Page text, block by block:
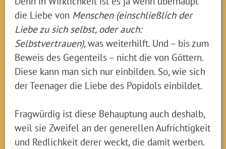
die Liebe von Menschen (einschließlich der
Liebe zu sich selbst, oder auch:
Selbstvertrauen),was weiterhilft. Und – bis zum
Beweis des Gegenteils – nicht die von Göttern.
Diese kann man sich nur einbilden. So, wie sich
der Teenager die Liebe des Popidols einbildet.
Fragwürdig ist diese Behauptung auch deshalb,
weil sie Zweifel an der generellen Aufrichtigkeit
und Redlichkeit derer weckt, die damit werben.